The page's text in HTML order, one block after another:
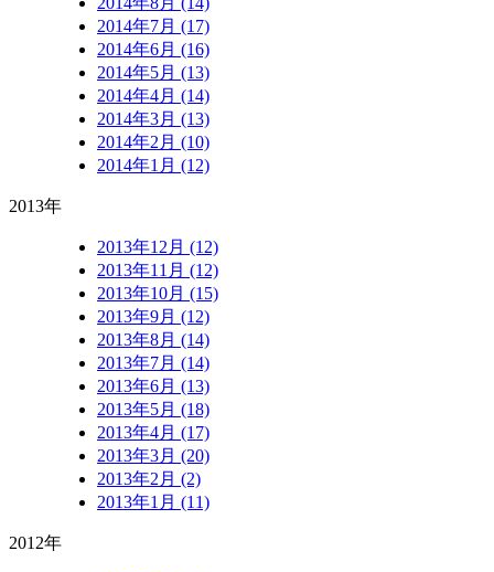
2014年7月 (17)
2014年6月 (16)
2014年5月 (13)
2014年4月 (14)
2014年3月 (13)
2014年2月 (10)
2014年1月 (12)
2013年
2013年12月 (12)
2013年11月 (12)
2013年10月 (15)
2013年9月 (12)
2013年8月 (14)
2013年7月 (14)
2013年6月 (13)
2013年5月 (18)
2013年4月 (17)
2013年3月 (20)
2013年2月 (2)
2013年1月 (11)
2012年